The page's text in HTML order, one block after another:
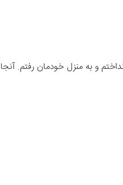
و به منزل خودمان رفتم. آنجا